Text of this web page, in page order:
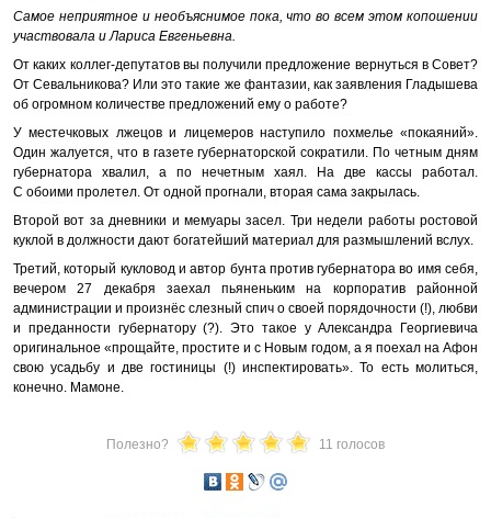
Самое неприятное и необъяснимое пока, что во всем этом копошении
участвовала и Лариса Евгеньевна.
От каких коллег-депутатов вы получили предложение вернуться в Совет?
От Севальникова? Или это такие же фантазии, как заявления Гладышева
об огромном количестве предложений ему о работе?
У местечковых лжецов и лицемеров наступило похмелье «покаяний».
Один жалуется, что в газете губернаторской сократили. По четным дням
губернатора хвалил, а по нечетным хаял. На две кассы работал.
С обоими пролетел. От одной прогнали, вторая сама закрылась.
Второй вот за дневники и мемуары засел. Три недели работы ростовой
куклой в должности дают богатейший материал для размышлений вслух.
Третий, который кукловод и автор бунта против губернатора во имя себя,
вечером 27 декабря заехал пьяненьким на корпоратив районной
администрации и произнёс слезный спич о своей порядочности (!), любви
и преданности губернатору (?). Это такое у Александра Георгиевича
оригинальное «прощайте, простите и с Новым годом, а я поехал на Афон
свою усадьбу и две гостиницы (!) инспектировать». То есть молиться,
конечно. Мамоне.
Полезно? 11 голосов